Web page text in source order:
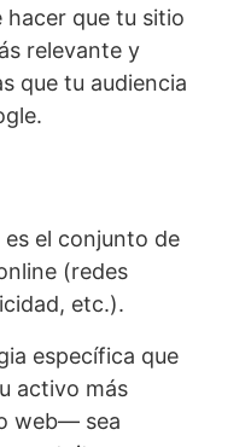
hacer que tu sitio
relevante y
que tu audiencia
es el conjunto de
(redes
etc.).
específica que
activo más
web— sea